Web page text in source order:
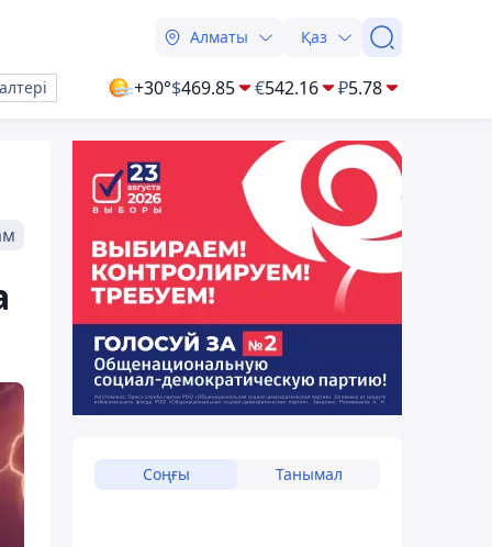
Алматы Қаз
+30°$469.85 €542.16 ₽5.78
Соңғы Танымал